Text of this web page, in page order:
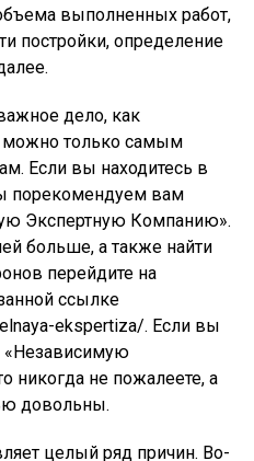
выполненных работ,
постройки, определение
дело, как
можно только самым
Если вы находитесь в
порекомендуем вам
Экспертную Компанию».
больше, а также найти
перейдите на
ссылке
ekspertiza/. Если вы
«Независимую
никогда не пожалеете, а
довольны.
целый ряд причин. Во-